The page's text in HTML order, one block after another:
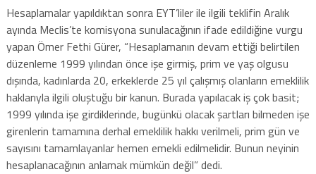
Hesaplamalar yapıldıktan sonra EYT’liler ile ilgili teklifin Aralık
ayında Meclis’te komisyona sunulacağının ifade edildiğine vurgu
yapan Ömer Fethi Gürer, “Hesaplamanın devam ettiği belirtilen
düzenleme 1999 yılından önce işe girmiş, prim ve yaş olgusu
dışında, kadınlarda 20, erkeklerde 25 yıl çalışmış olanların emeklilik
haklarıyla ilgili oluştuğu bir kanun. Burada yapılacak iş çok basit;
1999 yılında işe girdiklerinde, bugünkü olacak şartları bilmeden işe
girenlerin tamamına derhal emeklilik hakkı verilmeli, prim gün ve
sayısını tamamlayanlar hemen emekli edilmelidir. Bunun neyinin
hesaplanacağının anlamak mümkün değil” dedi.